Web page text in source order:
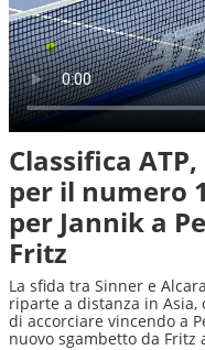
Classifica
per il numero
per Jannik a
Fritz
La sfida tra Sinner e
riparte a distanza in Asia,
di accorciare vincendo a
nuovo sgambetto da Fritz